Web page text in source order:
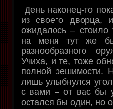
День наконец-то
из своего дворца,
ожидалось – стоило
на меня тут же
разнообразного
Учиха, и те, тоже
полной решимости.
лишь улыбнулся
с вами – от вас бы
остался бы один, но